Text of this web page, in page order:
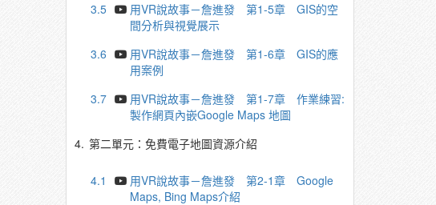
3.5
用VR說故事－詹進發 第1-5章 GIS的空
間分析與視覺展示
3.6
用VR說故事－詹進發 第1-6章 GIS的應
用案例
3.7
用VR說故事－詹進發 第1-7章 作業練習:
製作網頁內嵌Google Maps 地圖
4. 第二單元：免費電子地圖資源介紹
4.1
用VR說故事－詹進發 第2-1章 Google
Maps, Bing Maps介紹